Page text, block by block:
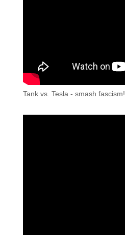
Tank vs. Tesla - smash fascism!